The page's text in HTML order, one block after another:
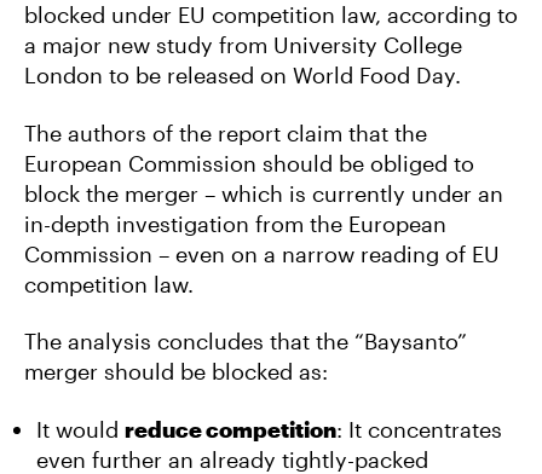
blocked under EU competition law, according to
a major new study from University College
London to be released on World Food Day.
The authors of the report claim that the
European Commission should be obliged to
block the merger – which is currently under an
in-depth investigation from the European
Commission – even on a narrow reading of EU
competition law.
The analysis concludes that the “Baysanto”
merger should be blocked as:
It would reduce competition: It concentrates
even further an already tightly-packed